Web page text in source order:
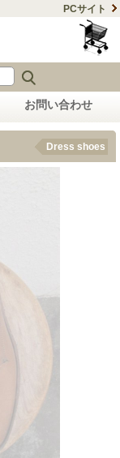
PCサイト
お問い合わせ
Dress shoes